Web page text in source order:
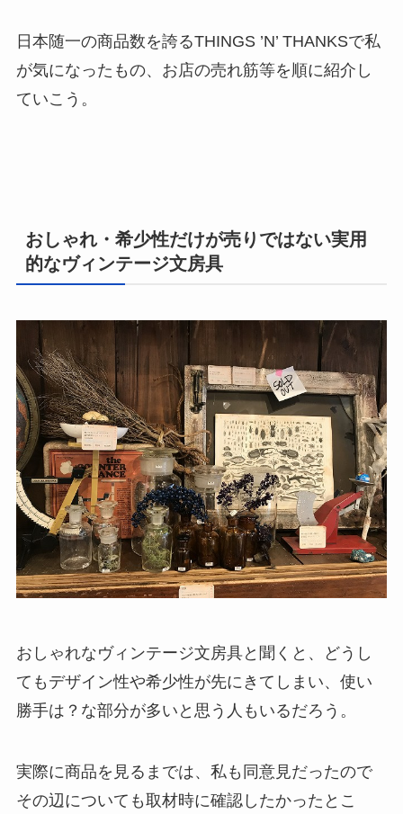
日本随一の商品数を誇るTHINGS ’N’ THANKSで私
が気になったもの、お店の売れ筋等を順に紹介し
ていこう。
おしゃれ・希少性だけが売りではない実用
的なヴィンテージ文房具
おしゃれなヴィンテージ文房具と聞くと、どうし
てもデザイン性や希少性が先にきてしまい、使い
勝手は？な部分が多いと思う人もいるだろう。
実際に商品を見るまでは、私も同意見だったので
その辺についても取材時に確認したかったとこ